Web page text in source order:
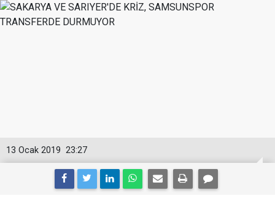
23:27
13 Ocak 2019